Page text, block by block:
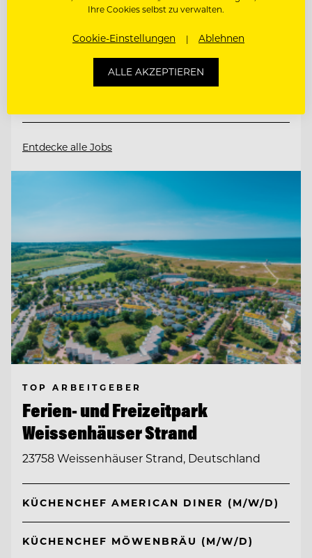
DIREKTIONSASSISTENZ (M/W/D)
Entdecke alle Jobs
TOP ARBEITGEBER
Ferien- und Freizeitpark
Weissenhäuser Strand
23758 Weissenhäuser Strand, Deutschland
KÜCHENCHEF AMERICAN DINER (M/W/D)
KÜCHENCHEF MÖWENBRÄU (M/W/D)
Ihre Cookies selbst zu verwalten.
Cookie-Einstellungen Ablehnen
ALLE AKZEPTIEREN